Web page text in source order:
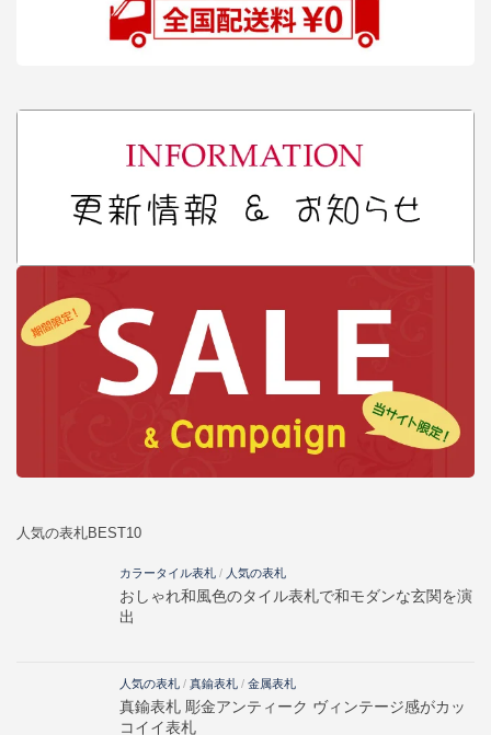
人気の表札BEST10
カラータイル表札 / 人気の表札
おしゃれ和風色のタイル表札で和モダンな玄関を演
出
人気の表札 / 真鍮表札 / 金属表札
真鍮表札 彫金アンティーク ヴィンテージ感がカッ
コイイ表札